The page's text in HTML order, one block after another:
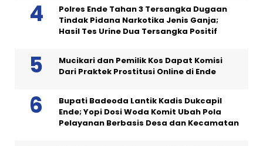
Polres Ende Tahan 3 Tersangka Dugaan
Tindak Pidana Narkotika Jenis Ganja;
Hasil Tes Urine Dua Tersangka Positif
Mucikari dan Pemilik Kos Dapat Komisi
Dari Praktek Prostitusi Online di Ende
Bupati Badeoda Lantik Kadis Dukcapil
Ende; Yopi Dosi Woda Komit Ubah Pola
Pelayanan Berbasis Desa dan Kecamatan